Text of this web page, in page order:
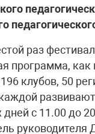
раз
программа,
клубов, 50
с 11.00 до